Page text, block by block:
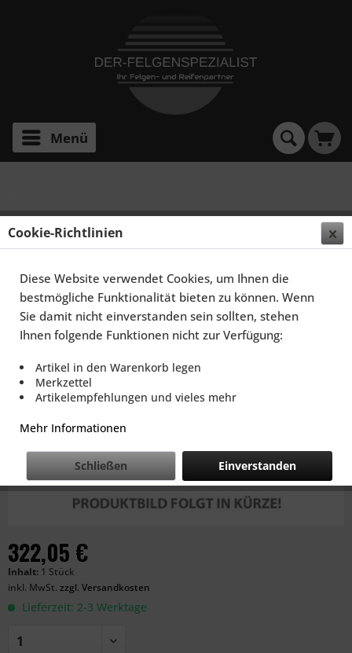
Menü
ELEGANCE WHEELS E 3 FF CONCAVE 8,5X19 5X114,3
ET45 SATIN KUPFER
322,05 €
Inhalt: 1 Stück
inkl. MwSt. zzgl. Versandkosten
Lieferzeit: 2-3 Werktage
Cookie-Richtlinien
Diese Website verwendet Cookies, um Ihnen die
bestmögliche Funktionalität bieten zu können. Wenn
Sie damit nicht einverstanden sein sollten, stehen
Ihnen folgende Funktionen nicht zur Verfügung:
Artikel in den Warenkorb legen
Merkzettel
Artikelempfehlungen und vieles mehr
Mehr Informationen
Einverstanden
Schließen